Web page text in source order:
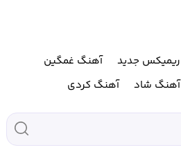
ریمیکس جدید
آهنگ غمگین
آهنگ شاد آهنگ کردی